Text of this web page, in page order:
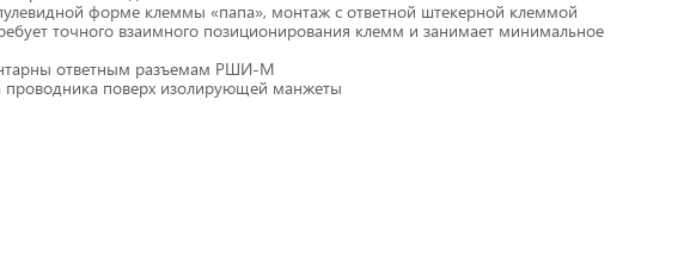
форме клеммы «папа», монтаж с ответной штекерной клеммой
точного взаимного позиционирования клемм и занимает минимальное
ответным разъемам РШИ-М
проводника поверх изолирующей манжеты